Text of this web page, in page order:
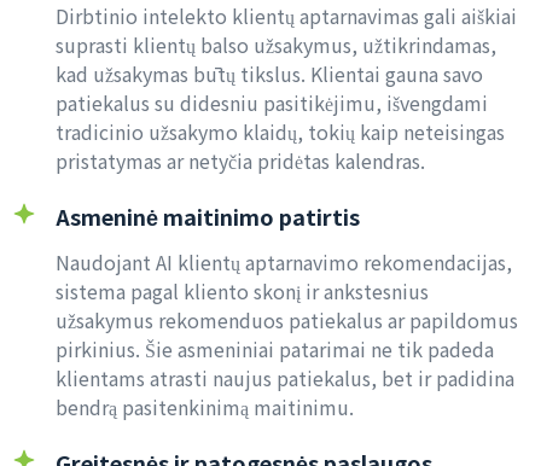
Dirbtinio intelekto klientų aptarnavimas gali aiškiai
suprasti klientų balso užsakymus, užtikrindamas,
kad užsakymas būtų tikslus. Klientai gauna savo
patiekalus su didesniu pasitikėjimu, išvengdami
tradicinio užsakymo klaidų, tokių kaip neteisingas
pristatymas ar netyčia pridėtas kalendras.
Asmeninė maitinimo patirtis
Naudojant AI klientų aptarnavimo rekomendacijas,
sistema pagal kliento skonį ir ankstesnius
užsakymus rekomenduos patiekalus ar papildomus
pirkinius. Šie asmeniniai patarimai ne tik padeda
klientams atrasti naujus patiekalus, bet ir padidina
bendrą pasitenkinimą maitinimu.